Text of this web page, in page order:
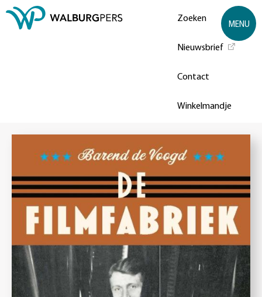
Zoeken
Nieuwsbrief
Contact
Winkelmandje
MENU